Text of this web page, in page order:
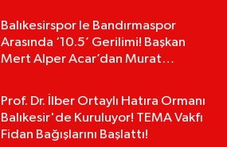
Balıkesirspor le Bandırmaspor
Arasında ‘10.5’ Gerilimi! Başkan
Mert Alper Acar’dan Murat
Prof. Dr. İlber Ortaylı Hatıra Ormanı
Balıkesir'de Kuruluyor! TEMA Vakfı
Fidan Bağışlarını Başlattı!